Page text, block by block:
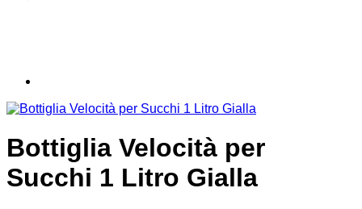
Bottiglia Velocità per
Succhi 1 Litro Gialla